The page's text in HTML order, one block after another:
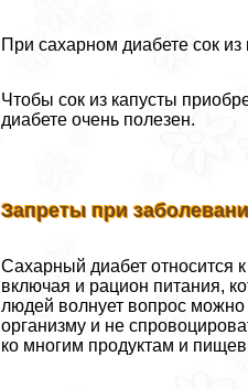
При сахарном диабете сок
Чтобы сок из капусты
диабете очень полезен.
Запреты при
Сахарный диабет относится
включая и рацион питания,
людей волнует вопрос
организму и не
ко многим продуктам и